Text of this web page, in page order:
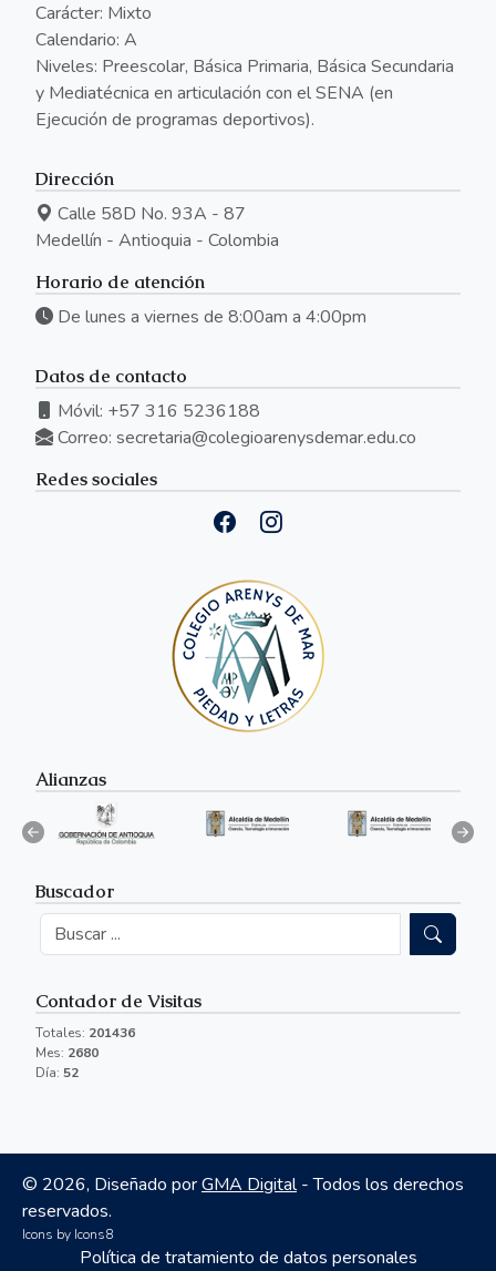
Carácter: Mixto
Calendario: A
Niveles: Preescolar, Básica Primaria, Básica Secundaria
y Mediatécnica en articulación con el SENA (en
Ejecución de programas deportivos).
Dirección
Calle 58D No. 93A - 87
Medellín - Antioquia - Colombia
Horario de atención
De lunes a viernes de 8:00am a 4:00pm
Datos de contacto
Móvil: +57 316 5236188
Correo: secretaria@colegioarenysdemar.edu.co
Redes sociales
Alianzas
Buscador
Contador de Visitas
Totales: 201436
Mes: 2680
Día: 52
© 2026, Diseñado porGMA Digital- Todos los derechos
reservados.
Icons by Icons8
Política de tratamiento de datos personales